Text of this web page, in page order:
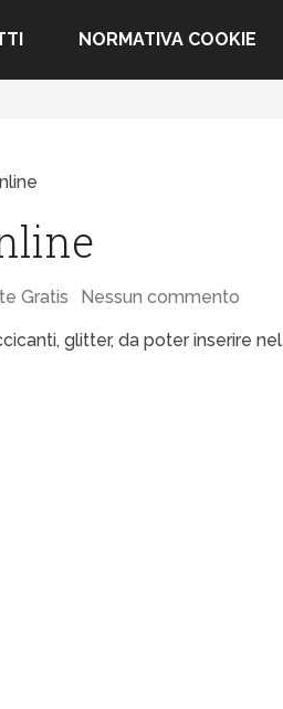
NORMATIVA COOKIE
Gratis Nessun commento
glitter, da poter inserire nel